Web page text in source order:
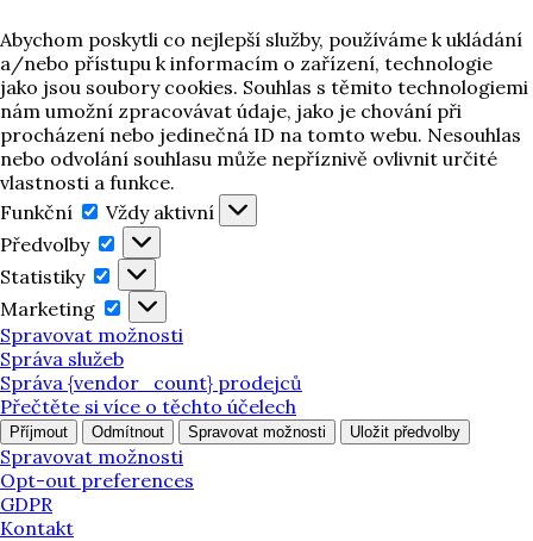
Abychom poskytli co nejlepší služby, používáme k ukládání
a/nebo přístupu k informacím o zařízení, technologie
jako jsou soubory cookies. Souhlas s těmito technologiemi
nám umožní zpracovávat údaje, jako je chování při
procházení nebo jedinečná ID na tomto webu. Nesouhlas
nebo odvolání souhlasu může nepříznivě ovlivnit určité
vlastnosti a funkce.
Funkční
Funkční
Vždy aktivní
Předvolby
Předvolby
Statistiky
Statistiky
Marketing
Marketing
Spravovat možnosti
Správa služeb
Správa {vendor_count} prodejců
Přečtěte si více o těchto účelech
Příjmout Odmítnout Spravovat možnosti Uložit předvolby
Spravovat možnosti
Opt-out preferences
GDPR
Kontakt